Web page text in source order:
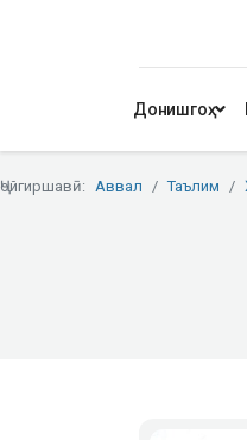
Донишгоҳ
Ҷойгиршавӣ: Аввал Таълим